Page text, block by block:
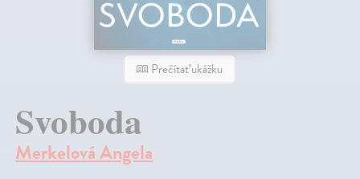
Prečítať ukážku
Svoboda
Merkelová Angela